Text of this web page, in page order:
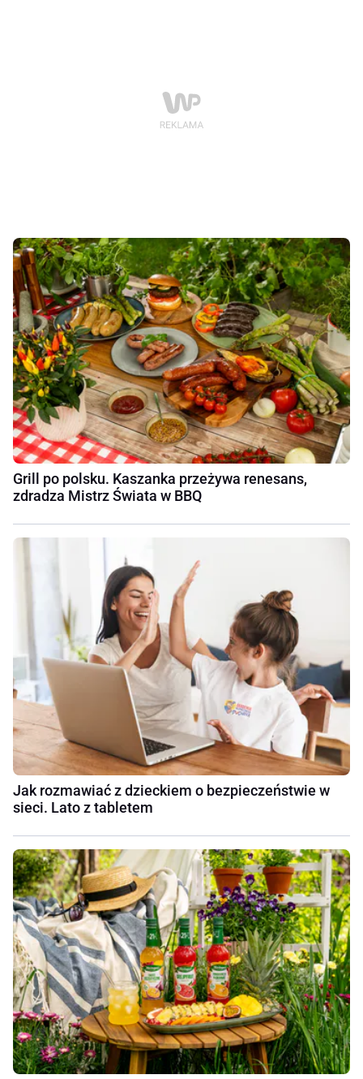
Grill po polsku. Kaszanka przeżywa renesans,
zdradza Mistrz Świata w BBQ
Jak rozmawiać z dzieckiem o bezpieczeństwie w
sieci. Lato z tabletem